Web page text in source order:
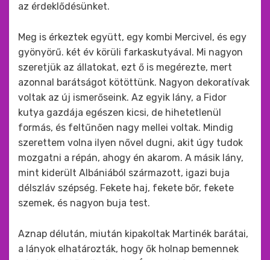
az érdeklődésünket.
Meg is érkeztek együtt, egy kombi Mercivel, és egy
gyönyörű. két év körüli farkaskutyával. Mi nagyon
szeretjük az állatokat, ezt ő is megérezte, mert
azonnal barátságot kötöttünk. Nagyon dekoratívak
voltak az új ismerőseink. Az egyik lány, a Fidor
kutya gazdája egészen kicsi, de hihetetlenül
formás, és feltűnően nagy mellei voltak. Mindig
szerettem volna ilyen nővel dugni, akit úgy tudok
mozgatni a répán, ahogy én akarom. A másik lány,
mint kiderült Albániából származott, igazi buja
délszláv szépség. Fekete haj, fekete bőr, fekete
szemek, és nagyon buja test.
Aznap délután, miután kipakoltak Martinék barátai,
a lányok elhatározták, hogy ők holnap bemennek